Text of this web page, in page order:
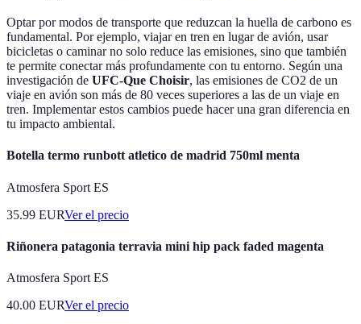
Optar por modos de transporte que reduzcan la huella de carbono es
fundamental. Por ejemplo, viajar en tren en lugar de avión, usar
bicicletas o caminar no solo reduce las emisiones, sino que también
te permite conectar más profundamente con tu entorno. Según una
investigación de UFC-Que Choisir, las emisiones de CO2 de un
viaje en avión son más de 80 veces superiores a las de un viaje en
tren. Implementar estos cambios puede hacer una gran diferencia en
tu impacto ambiental.
Botella termo runbott atletico de madrid 750ml menta
Atmosfera Sport ES
35.99 EURVer el precio
Riñonera patagonia terravia mini hip pack faded magenta
Atmosfera Sport ES
40.00 EURVer el precio